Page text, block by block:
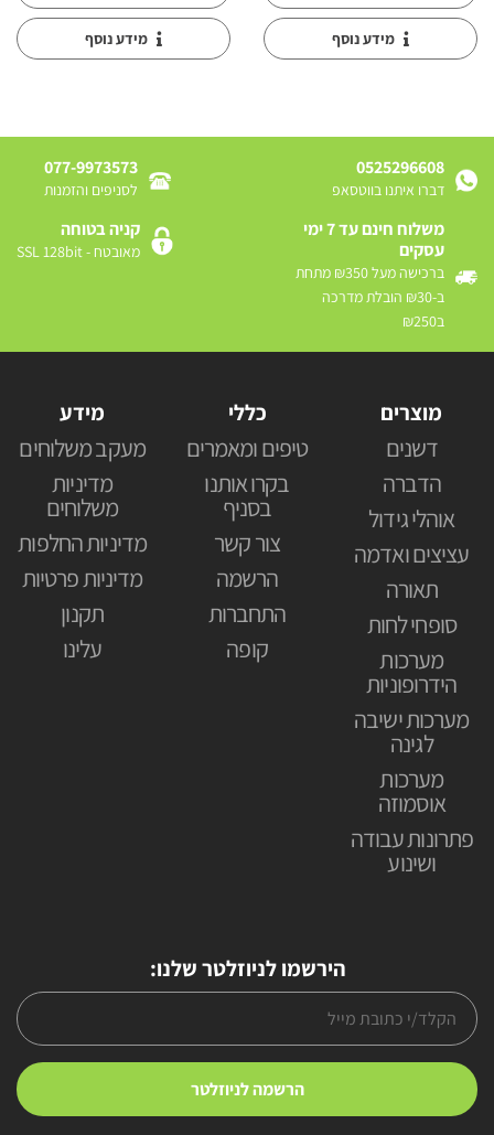
מידע נוסף מידע נוסף
0525296608
דברו איתנו בווטסאפ
077-9973573
לסניפים והזמנות
משלוח חינם עד 7 ימי
עסקים
ברכישה מעל ₪350 מתחת
ב-₪30 הובלת מדרכה
ב₪250
קניה בטוחה
מאובטח - SSL 128bit
מוצרים
דשנים
הדברה
אוהלי גידול
עציצים ואדמה
תאורה
סופחי לחות
מערכות
הידרופוניות
מערכות ישיבה
לגינה
מערכות
אוסמוזה
פתרונות עבודה
ושינוע
כללי
טיפים ומאמרים
בקרו אותנו
בסניף
צור קשר
הרשמה
התחברות
קופה
מידע
מעקב משלוחים
מדיניות
משלוחים
מדיניות החלפות
מדיניות פרטיות
תקנון
עלינו
הירשמו לניוזלטר שלנו: